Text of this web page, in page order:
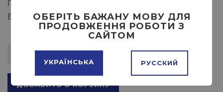
Глубина: 182 мм.
В разложенном виде: 1058 мм.
ДОБАВИТЬ В КОРЗИНУ
ОБЕРІТЬ БАЖАНУ МОВУ ДЛЯ
ПРОДОВЖЕННЯ РОБОТИ З
САЙТОМ
УКРАЇНСЬКА РУССКИЙ